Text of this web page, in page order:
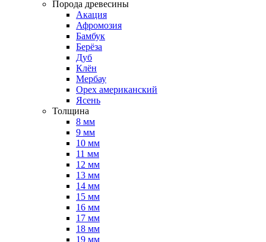
Порода древесины
Акация
Афромозия
Бамбук
Берёза
Дуб
Клён
Мербау
Орех американский
Ясень
Толщина
8 мм
9 мм
10 мм
11 мм
12 мм
13 мм
14 мм
15 мм
16 мм
17 мм
18 мм
19 мм